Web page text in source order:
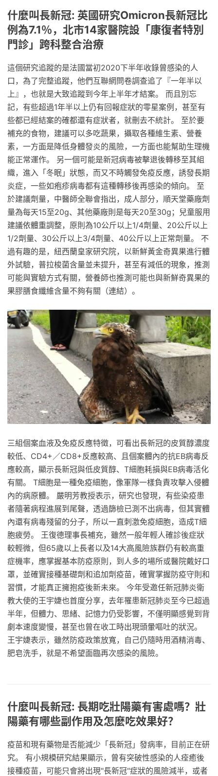
什麼叫長新冠: 英國研究Omicron長新冠比
例為7.1％，北市14家醫院設「康復者特別
門診」跨科整合治療
這個研究追蹤的是法國當初2020下半年收錄曾感染的人
口，為了完整追蹤，他們互聯網問卷調查追了『一年半以
上』，也就是大致追蹤到今年上半年才結案。 而且別忘
記，有些超過1年半以上仍有回報症狀的零星案例，甚至有
些都已經結案的確都還有症狀者，就刪去不統計。 至於要
補充的食物，建議可以多吃蔬果，攝取各種維生素、營養
素，一方面是降低身體發炎的風險，一方面也能幫助生理機
能正常運作。 另一個可能是新冠病毒被擊退後轉移至其組
織，進入「冬眠」狀態，而又不時觸發免疫反應，誘發長期
炎症，一些如疱疹病毒都有這種轉移後再感染的傾向。 至
於建議劑量，中醫師全聯會指出，成人部分，順天堂藥廠劑
量為每天15至20g、其他藥廠則是每天20至30g；兒童服用
建議依體重調整，原則為10公斤以上1/4劑量、20公斤以上
1/2劑量、30公斤以上3/4劑量、40公斤以上正常劑量。 不
過有趣的是，紐西蘭皇家研究院，以新鮮黃金奇異果進行體
外試驗，普拉梭菌含量並未提升，甚至有減低的現象，推測
可能與實驗方式有關，營養師也推測可能也與新鮮奇異果的
果膠膳食纖維含量不夠有關（連結）。
三組個案血液及免疫反應特徵，可看出長新冠的皮質醇濃度
較低、CD4+／CD8+反應較高、且個案體內的抗EB病毒反
應較高，顯示長新冠與低皮質醇、T細胞耗損與EB病毒活化
有關。 T細胞是一種免疫細胞，像軍隊一樣負責攻擊入侵體
內的病原體。 嚴明芳教授表示，研究也發現，有些染疫患
者隨著病程進展到尾聲，透過篩檢已測不出病毒，但其實體
內還有病毒殘留的分子，所以一直刺激免疫細胞，造成T細
胞疲勞。 王復德理事長補充，雖然一般年輕人確診後症狀
較輕微，但65歲以上長者以及14大高風險族群仍有較高重
症機率，應掌握基本防疫原則，到人多的場所或醫院戴好口
罩，並確實接種基礎劑和追加劑疫苗，確實掌握防疫守則和
習慣，才能真正擁抱疫後新未來。 今年受邀任新冠肺炎衛
教大使的王宇婕也首度分享，去年罹患新冠肺炎至今已超過
半年，但體力、思緒、記憶力仍受影響，不僅明顯感覺到背
劇本速度變慢，甚至也曾在收工時出現頭暈嘔吐的狀況。
王宇婕表示，雖然防疫政策放寬，自己仍隨時用酒精消毒、
肥皂洗手，就是不希望面臨再次感染的風險。
什麼叫長新冠: 長期吃壯陽藥有害處嗎？壯
陽藥有哪些副作用及怎麼吃效果好？
疫苗和現有藥物是否能減少「長新冠」發病率，目前正在研
究。 有小規模研究結果顯示，曾有突破性感染的人痊癒後
接種疫苗，可能只會將出現"長新冠"症狀的風險減半，或者